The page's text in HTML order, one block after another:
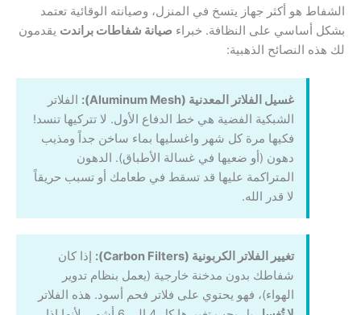
الشفاط هو أكثر جهاز يتسخ في المنزل، وصيانته الوقائية تعتمد
بشكل أساسي على النظافة. خبراء صيانة شفاطات براندت يقدمون
لك هذه النصائح الذهبية:
غسيل الفلاتر المعدنية (Aluminum Mesh):
الفلاتر
الشبكية الفضية هي خط الدفاع الأول. لا تتركيها تنسد!
فكيها مرة كل شهر واغسليها بماء ساخن جداً ومذيب
دهون (أو ضعيها في غسالة الأطباق). الدهون
المتراكمة عليها قد تسقط في طعامك أو تسبب حريقاً
لا قدر الله.
تغيير الفلاتر الكربونية (Carbon Filters):
إذا كان
شفاطك بدون مدخنة خارجية (يعمل بنظام تدوير
الهواء)، فهو يحتوي على فلاتر فحم أسود. هذه الفلاتر